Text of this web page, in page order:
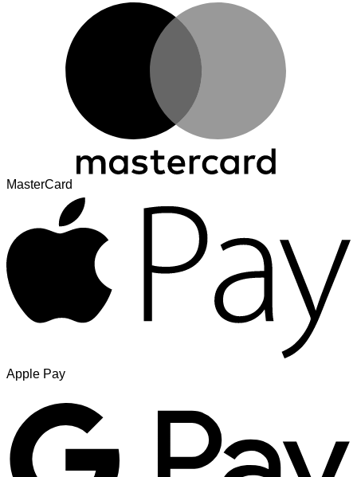
MasterCard
Apple Pay